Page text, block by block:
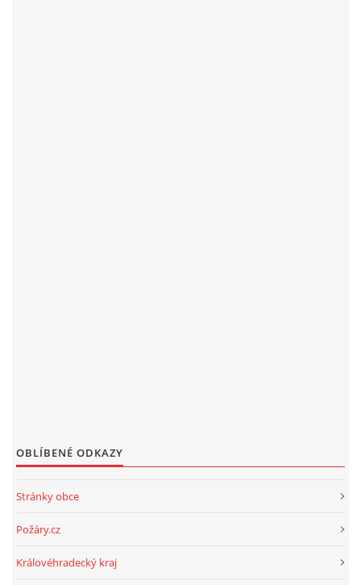
OBLÍBENÉ ODKAZY
Stránky obce
Požáry.cz
Královéhradecký kraj